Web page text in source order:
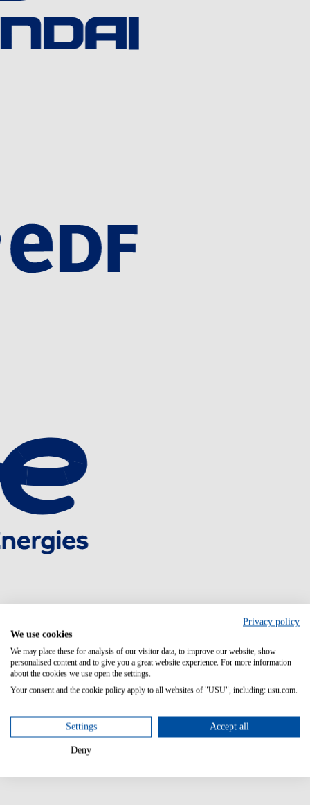
Privacy policy
We use cookies
We may place these for analysis of our visitor data, to improve our website, show
personalised content and to give you a great website experience. For more information
about the cookies we use open the settings.
Your consent and the cookie policy apply to all websites of "USU", including: usu.com.
Settings Accept all
Deny